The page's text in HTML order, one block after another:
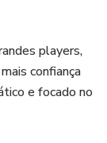
players,
confiança
e focado no